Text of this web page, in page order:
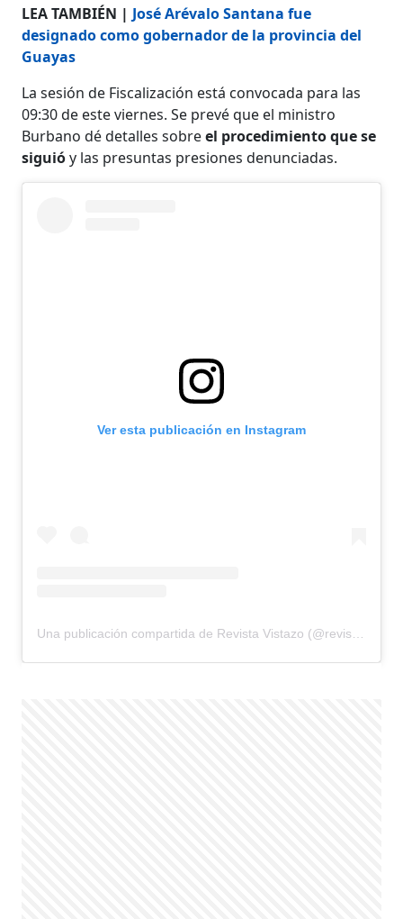
LEA TAMBIÉN | José Arévalo Santana fue
designado como gobernador de la provincia del
Guayas
La sesión de Fiscalización está convocada para las
09:30 de este viernes. Se prevé que el ministro
Burbano dé detalles sobreel procedimiento que se
siguióy las presuntas presiones denunciadas.
Ver esta publicación en Instagram